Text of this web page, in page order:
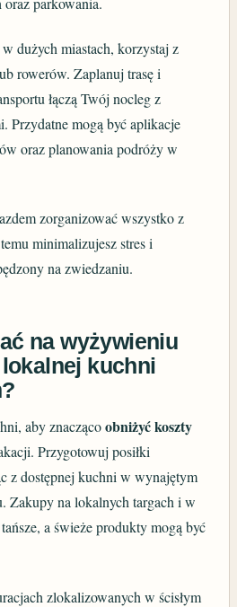
dużych miastach, korzystaj z
rowerów. Zaplanuj trasę i
łączą Twój nocleg z
Przydatne mogą być aplikacje
oraz planowania podróży w
zorganizować wszystko z
minimalizujesz stres i
na zwiedzaniu.
na wyżywieniu
kuchni
aby znaczącoobniżyć koszty
Przygotowuj posiłki
z dostępnej kuchni w wynajętym
Zakupy na lokalnych targach i w
a świeże produkty mogą być
zlokalizowanych w ścisłym